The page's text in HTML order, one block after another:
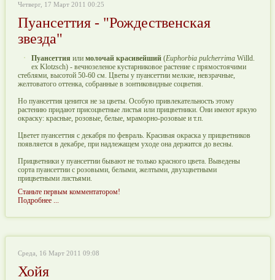
Четверг, 17 Март 2011 00:25
Пуансеттия - "Рождественская
звезда"
Пуансеттия или молочай красивейший(Euphorbia pulcherrimaWilld.
ex Klotzsch) - вечнозеленое кустарниковое растение с прямостоячими
стеблями, высотой 50-60 см. Цветы у пуансеттии мелкие, невзрачные,
желтоватого оттенка, собранные в зонтиковидные соцветия.
Но пуансеттия ценится не за цветы. Особую привлекательность этому
растению придают присоцветные листья или прицветники. Они имеют яркую
окраску: красные, розовые, белые, мраморно-розовые и т.п.
Цветет пуансеттия с декабря по февраль. Красивая окраска у прицветников
появляется в декабре, при надлежащем уходе она держится до весны.
Прицветники у пуансеттии бывают не только красного цвета. Выведены
сорта пуансеттии с розовыми, белыми, желтыми, двухцветными
прицветными листьями.
Станьте первым комментатором!
Подробнее ...
Среда, 16 Март 2011 09:08
Хойя